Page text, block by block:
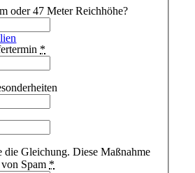
oder 47 Meter Reichhöhe?
*
die Gleichung. Diese Maßnahme
Spam *